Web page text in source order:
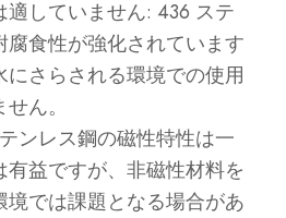
適していません: 436 ステ
腐食性が強化されています
にさらされる環境での使用
ん。
ンレス鋼の磁性特性は一
有益ですが、非磁性材料を
境では課題となる場合があ